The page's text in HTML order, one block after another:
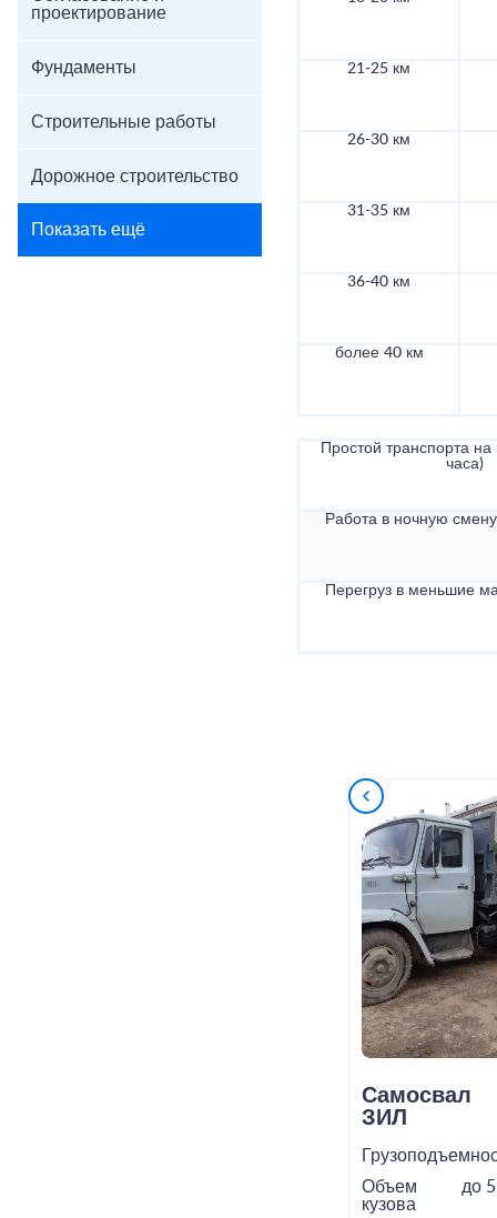
проектирование
Фундаменты
Строительные работы
Дорожное строительство
Показать ещё
21-25 км
26-30 км
31-35 км
36-40 км
более 40 км
Простой транспорта на
часа)
Работа в ночную
Перегруз в меньшие
Самосвал
ЗИЛ
Объем
кузова
до